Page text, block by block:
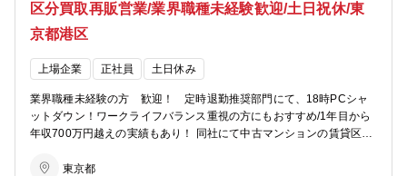
老後を支える力に…シニア向けの住宅開発からメディカルケアのサー
ビスまで、高齢者が地域の中で生き生きと安心して暮らせる生活環境
づくりを支援。 【あなぶきグループ】 「地域社会に生かされ、生き
る」同グループは、地域社会において住まいや街づくりに関すること
から、人材サービス、ホテル、旅行、保険、エンターテインメント、
文化事業、健康増進、介護サービス、電力サービスなど様々な事業を
展開しています。 そのすべてに共通するのは、「人の人生に寄り添
い、ともにしあわせを共有し、感動のある社会を築いていきたい」と
頼される企業グループを目指して、全社一丸となって一歩一歩前進し
区分買取再販営業/業界職種未経験歓迎/土日祝休/東
京都港区
上場企業 正社員 土日休み
業界職種未経験の方 歓迎！ 定時退勤推奨部門にて、18時PCシャ
ットダウン！ワークライフバランス重視の方にもおすすめ/1年目から
年収700万円越えの実績もあり！ 同社にて中古マンションの賃貸区分
トック・フロー双方にわたる事業モデルのため、賃貸中の区分所有マ
東京都